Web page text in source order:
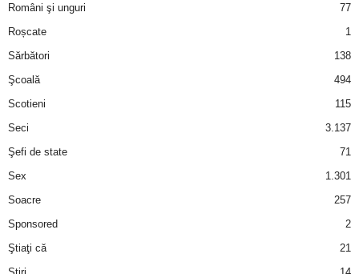
Români şi unguri
77
Roșcate
1
Sărbători
138
Şcoală
494
Scotieni
115
Seci
3.137
Şefi de state
71
Sex
1.301
Soacre
257
Sponsored
2
Ştiaţi că
21